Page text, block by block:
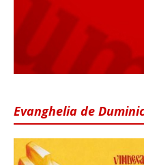
Evanghelia de